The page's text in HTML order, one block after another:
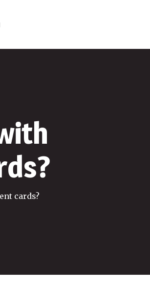
cards?